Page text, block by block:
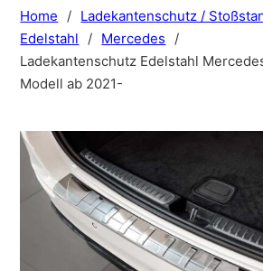
Home / Ladekantenschutz /
Edelstahl
/ Mercedes
/
Ladekantenschutz Edelstahl
Modell ab 2021-